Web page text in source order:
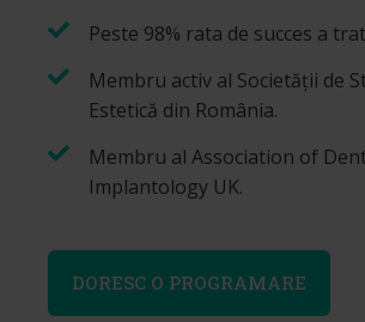
Peste 98% rata de succes a
Membru activ al Societății de
Estetică din România.
Membru al Association of
Implantology UK.
DORESC O PROGRAMARE